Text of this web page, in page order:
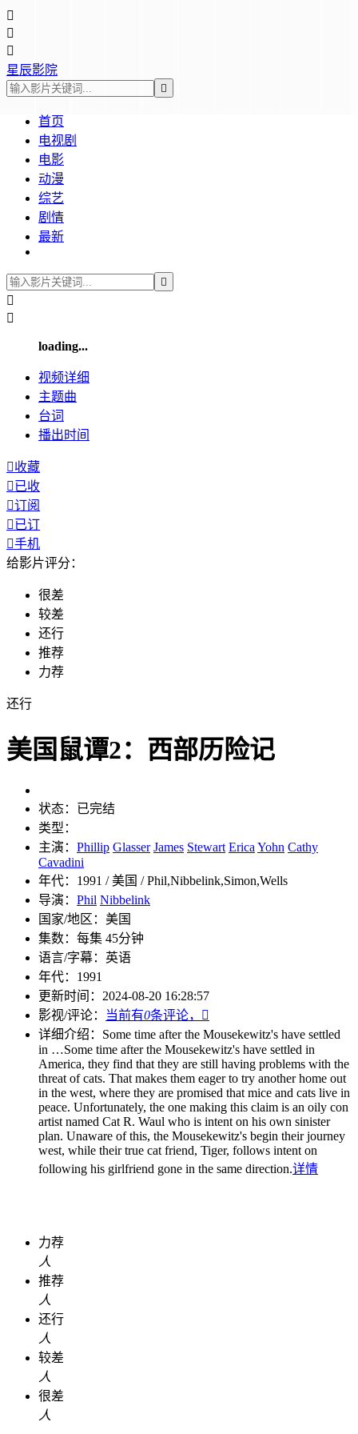



星辰影院

首页
电视剧
电影
动漫
综艺
剧情
最新



loading...
视频详细
主题曲
台词
播出时间
收藏
已收
订阅
已订
手机
给影片评分：
很差
较差
还行
推荐
力荐
还行
美国鼠谭2：西部历险记
状态： 已完结
类型：
主演： Phillip Glasser James Stewart Erica Yohn Cathy
Cavadini
年代： 1991 / 美国 / Phil,Nibbelink,Simon,Wells
导演： Phil Nibbelink
国家/地区： 美国
集数： 每集 45分钟
语言/字幕： 英语
年代： 1991
更新时间： 2024-08-20 16:28:57
影视/评论：
当前有0条评论，

详细介绍： Some time after the Mousekewitz's have settled
in …Some time after the Mousekewitz's have settled in
America, they find that they are still having problems with the
threat of cats. That makes them eager to try another home out
in the west, where they are promised that mice and cats live in
peace. Unfortunately, the one making this claim is an oily con
artist named Cat R. Waul who is intent on his own sinister
plan. Unaware of this, the Mousekewitz's begin their journey
west, while their true cat friend, Tiger, follows intent on
following his girlfriend gone in the same direction.详情
力荐
人
推荐
人
还行
人
较差
人
很差
人